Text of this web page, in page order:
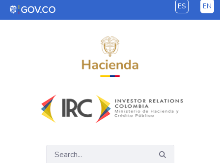
Skip to Main Content ES EN